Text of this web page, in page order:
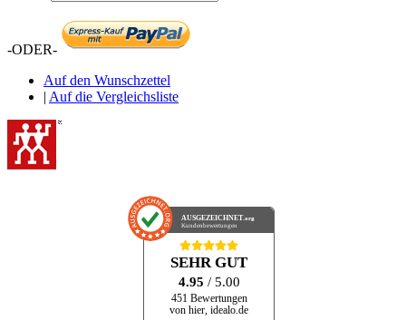
-ODER-
Auf den Wunschzettel
| Auf die Vergleichsliste
AUSGEZEICHNET.org
Kundenbewertungen
SEHR GUT
4.95 / 5.00
451 Bewertungen
von hier, idealo.de